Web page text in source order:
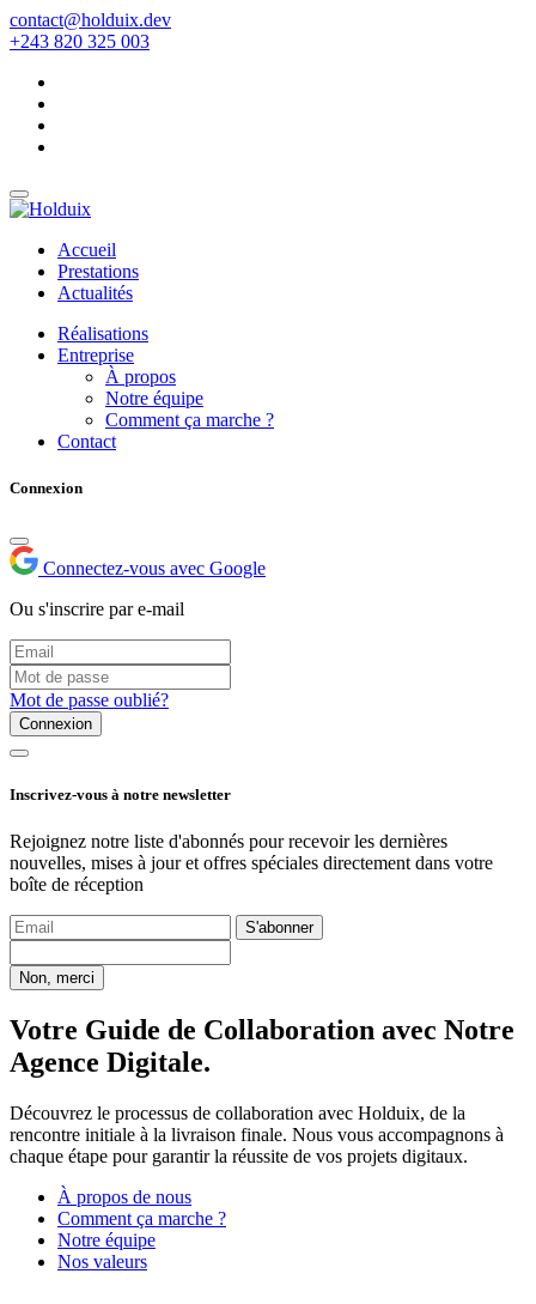
contact@holduix.dev
+243 820 325 003
Accueil
Prestations
Actualités
Réalisations
Entreprise
À propos
Notre équipe
Comment ça marche ?
Contact
Connexion
Connectez-vous avec Google
Ou s'inscrire par e-mail
Mot de passe oublié?
Connexion
Inscrivez-vous à notre newsletter
Rejoignez notre liste d'abonnés pour recevoir les dernières
nouvelles, mises à jour et offres spéciales directement dans votre
boîte de réception
S'abonner
Non, merci
Votre Guide de Collaboration avec Notre
Agence Digitale.
Découvrez le processus de collaboration avec Holduix, de la
rencontre initiale à la livraison finale. Nous vous accompagnons à
chaque étape pour garantir la réussite de vos projets digitaux.
À propos de nous
Comment ça marche ?
Notre équipe
Nos valeurs